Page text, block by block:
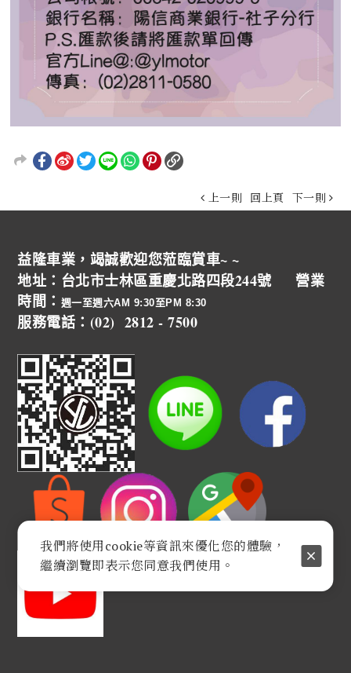
上一則 回上頁 下一則
益隆車業，竭誠歡迎您蒞臨賞車~ ~
地址：台北市士林區重慶北路四段244號 營業
時間： 週一至週六AM 9:30至PM 8:30
服務電話：(02) 2812 - 7500
我們將使用cookie等資訊來優化您的體驗，
繼續瀏覽即表示您同意我們使用。